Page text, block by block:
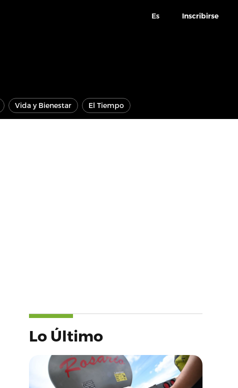
Es Inscribirse
Vida y Bienestar El Tiempo
Lo Último